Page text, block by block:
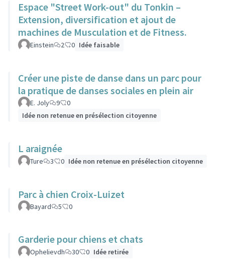
Espace "Street Work-out" du Tonkin –
Extension, diversification et ajout de
machines de Musculation et de Fitness.
Einstein 2 0 Idée faisable
Créer une piste de danse dans un parc pour
la pratique de danses sociales en plein air
E. Joly 9
0
Idée non retenue en présélection citoyenne
L araignée
Ture 3 0 Idée non retenue en présélection citoyenne
Parc à chien Croix-Luizet
Bayard 5 0
Garderie pour chiens et chats
Ophelievdh 30 0 Idée retirée